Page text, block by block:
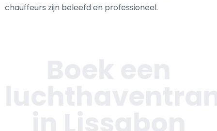
chauffeurs zijn beleefd en professioneel.